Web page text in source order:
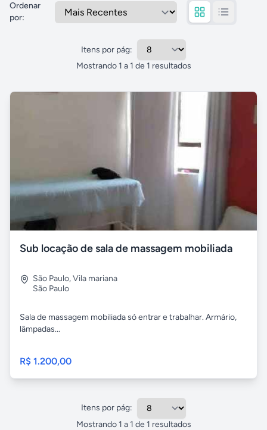
Ordenar
por:
Itens por pág:
Mostrando 1 a 1 de 1 resultados
Sub locação de sala de massagem mobiliada
São Paulo,Vila mariana
São Paulo
Sala de massagem mobiliada só entrar e trabalhar. Armário,
lâmpadas...
R$ 1.200,00
Itens por pág:
Mostrando 1 a 1 de 1 resultados